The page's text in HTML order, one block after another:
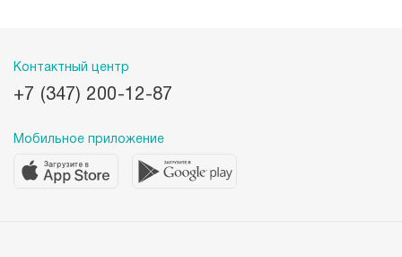
Контактный центр
+7 (347) 200-12-87
Мобильное приложение